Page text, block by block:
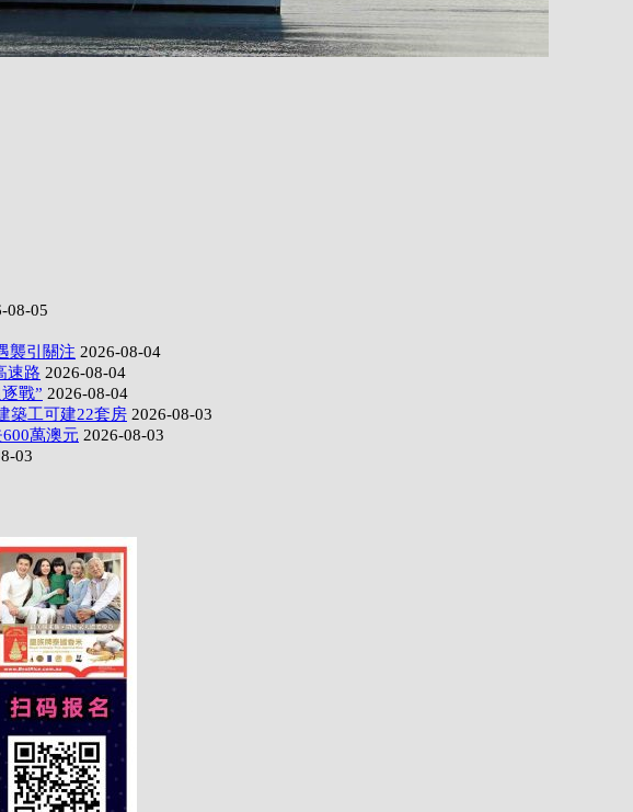
08-05
襲引關注 2026-08-04
速路 2026-08-04
戰” 2026-08-04
築工可建22套房 2026-08-03
萬澳元 2026-08-03
03